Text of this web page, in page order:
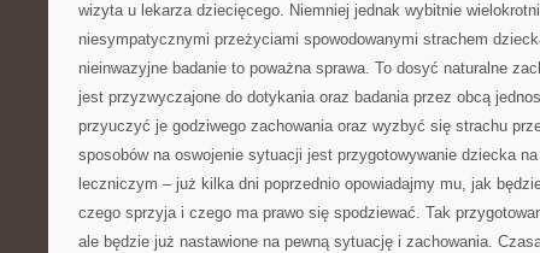
wizyta u lekarza dziecięcego. Niemniej jednak wybitnie
niesympatycznymi przeżyciami spowodowanymi strachem
nieinwazyjne badanie to poważna sprawa. To dosyć naturalne
jest przyzwyczajone do dotykania oraz badania przez obcą
przyuczyć je godziwego zachowania oraz wyzbyć się strachu
sposobów na oswojenie sytuacji jest przygotowywanie dziecka
leczniczym – już kilka dni poprzednio opowiadajmy mu, jak
czego sprzyja i czego ma prawo się spodziewać. Tak
ale będzie już nastawione na pewną sytuację i zachowania.